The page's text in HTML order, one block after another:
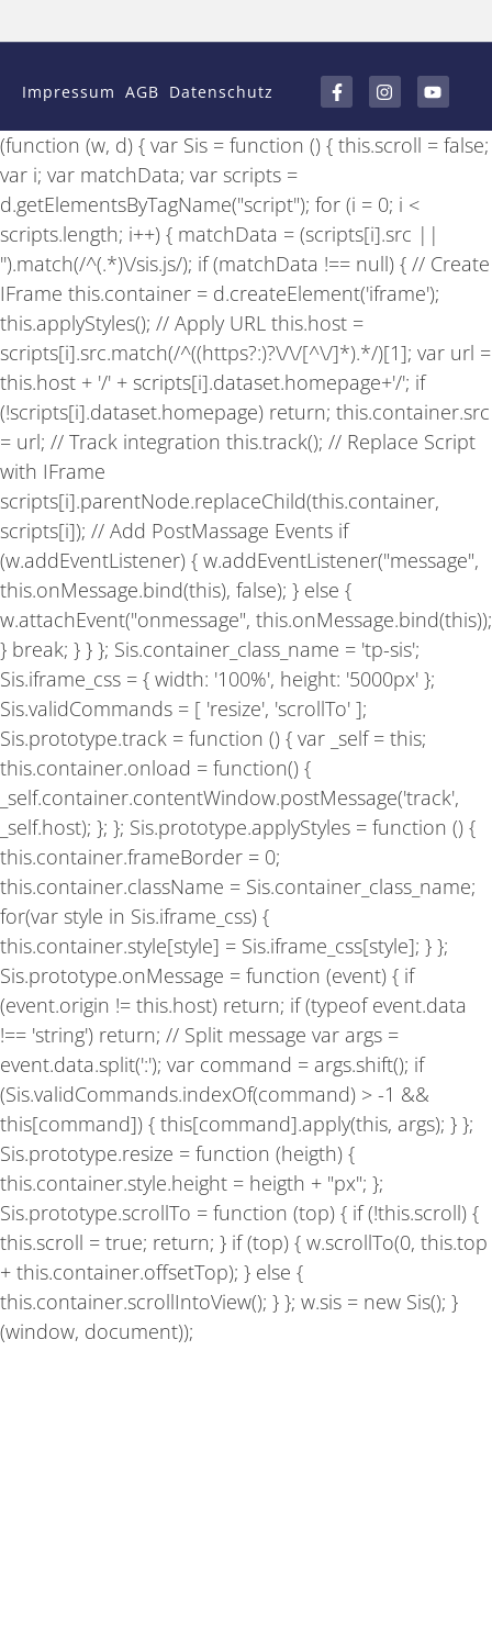
Impressum AGB Datenschutz
a
c
e
b
o
-
f
n
s
t
a
g
m
o
u
t
u
b
(function (w, d) { var Sis = function () { this.scroll = false;
var i; var matchData; var scripts =
d.getElementsByTagName("script"); for (i = 0; i <
scripts.length; i++) { matchData = (scripts[i].src ||
'').match(/^(.*)\/sis.js/); if (matchData !== null) { // Create
IFrame this.container = d.createElement('iframe');
this.applyStyles(); // Apply URL this.host =
scripts[i].src.match(/^((https?:)?\/\/[^\/]*).*/)[1]; var url =
this.host + '/' + scripts[i].dataset.homepage+'/'; if
(!scripts[i].dataset.homepage) return; this.container.src
= url; // Track integration this.track(); // Replace Script
with IFrame
scripts[i].parentNode.replaceChild(this.container,
scripts[i]); // Add PostMassage Events if
(w.addEventListener) { w.addEventListener("message",
this.onMessage.bind(this), false); } else {
w.attachEvent("onmessage", this.onMessage.bind(this));
} break; } } }; Sis.container_class_name = 'tp-sis';
Sis.iframe_css = { width: '100%', height: '5000px' };
Sis.validCommands = [ 'resize', 'scrollTo' ];
Sis.prototype.track = function () { var _self = this;
this.container.onload = function() {
_self.container.contentWindow.postMessage('track',
_self.host); }; }; Sis.prototype.applyStyles = function () {
this.container.frameBorder = 0;
this.container.className = Sis.container_class_name;
for(var style in Sis.iframe_css) {
this.container.style[style] = Sis.iframe_css[style]; } };
Sis.prototype.onMessage = function (event) { if
(event.origin != this.host) return; if (typeof event.data
!== 'string') return; // Split message var args =
event.data.split(':'); var command = args.shift(); if
(Sis.validCommands.indexOf(command) > -1 &&
this[command]) { this[command].apply(this, args); } };
Sis.prototype.resize = function (heigth) {
this.container.style.height = heigth + "px"; };
Sis.prototype.scrollTo = function (top) { if (!this.scroll) {
this.scroll = true; return; } if (top) { w.scrollTo(0, this.top
+ this.container.offsetTop); } else {
this.container.scrollIntoView(); } }; w.sis = new Sis(); }
(window, document));